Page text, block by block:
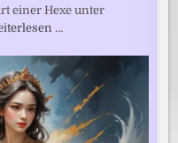
einer Hexe unter
…